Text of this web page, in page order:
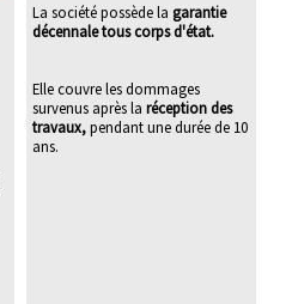
La société possède la garantie
décennale tous corps d'état.
Elle couvre les dommages
survenus après laréception des
travaux,pendant une durée de 10
ans.